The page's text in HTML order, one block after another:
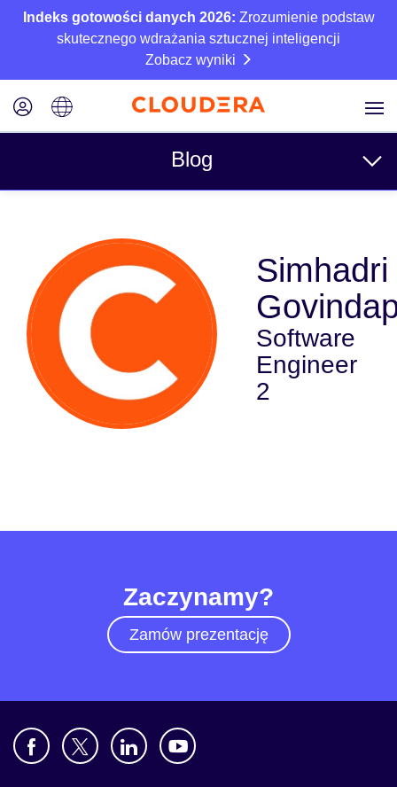
Indeks gotowości danych 2026: Zrozumienie podstaw
skutecznego wdrażania sztucznej inteligencji
Zobacz wyniki
Blog
Business
Techniczne
Partnerzy
Kultura
Telekomunikacja
Technologia
Sektor publiczny
Ochrona zdrowia
Simhadri
Software
Engineer
2
Zaczynamy?
Zamów prezentację